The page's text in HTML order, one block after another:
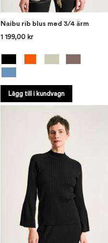
Naibu rib blus med 3/4 ärm
1 199,00 kr
Lägg till i kundvagn